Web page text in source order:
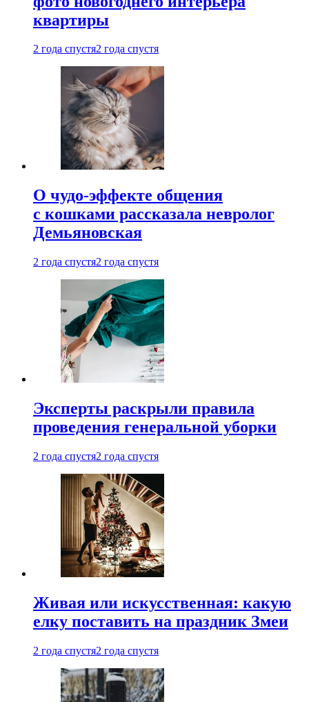
квартиры
2 года спустя2 года спустя
О чудо-эффекте общения
с кошками рассказала невролог
Демьяновская
2 года спустя2 года спустя
Эксперты раскрыли правила
проведения генеральной уборки
2 года спустя2 года спустя
Живая или искусственная: какую
елку поставить на праздник Змеи
2 года спустя2 года спустя